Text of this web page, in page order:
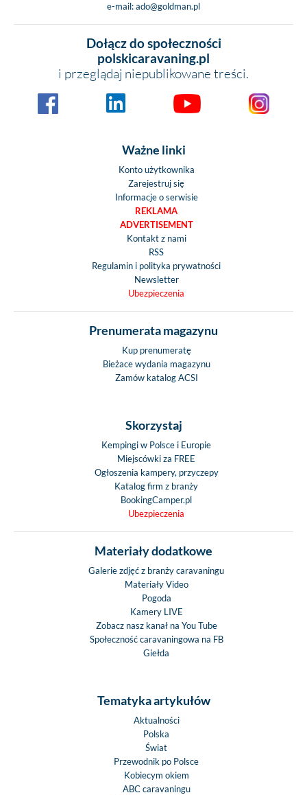
e-mail:ado@goldman.pl
Dołącz do społeczności
polskicaravaning.pl
i przeglądaj niepublikowane treści.
Ważne linki
Konto użytkownika
Zarejestruj się
Informacje o serwisie
REKLAMA
ADVERTISEMENT
Kontakt z nami
RSS
Regulamin i polityka prywatności
Newsletter
Ubezpieczenia
Prenumerata magazynu
Kup prenumeratę
Bieżace wydania magazynu
Zamów katalog ACSI
Skorzystaj
Kempingi w Polsce i Europie
Miejscówki za FREE
Ogłoszenia kampery, przyczepy
Katalog firm z branży
BookingCamper.pl
Ubezpieczenia
Materiały dodatkowe
Galerie zdjęć z branży caravaningu
Materiały Video
Pogoda
Kamery LIVE
Zobacz nasz kanał na You Tube
Społeczność caravaningowa na FB
Giełda
Tematyka artykułów
Aktualności
Polska
Świat
Przewodnik po Polsce
Kobiecym okiem
ABC caravaningu